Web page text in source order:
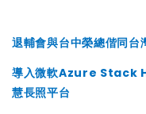
退輔會與台中榮總偕同台
導入微軟Azure Stack
慧長照平台